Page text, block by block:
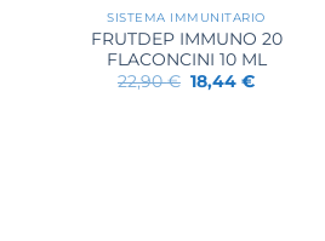
SISTEMA IMMUNITARIO
FRUTDEP IMMUNO 20
FLACONCINI 10 ML
22,90€ Il
prezzo
18,44€Il